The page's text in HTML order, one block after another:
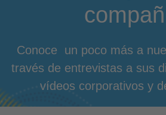
Conoce un poco más a
través de entrevistas a sus
vídeos corporativos y